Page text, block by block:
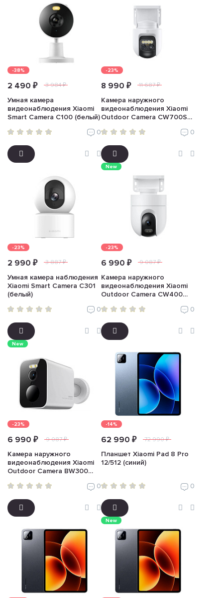
-38%
2 490 ₽ 3 984 ₽
Умная камера
видеонаблюдения Xiaomi
Smart Camera C100 (белый)
0
-23%
8 990 ₽ 11 687 ₽
Камера наружного
видеонаблюдения Xiaomi
Outdoor Camera CW700S
0
-23%
2 990 ₽ 3 887 ₽
Умная камера наблюдения
Xiaomi Smart Camera C301
(белый)
0
New
-23%
6 990 ₽ 9 087 ₽
Камера наружного
видеонаблюдения Xiaomi
Outdoor Camera CW400
0
New
-23%
6 990 ₽ 9 087 ₽
Камера наружного
видеонаблюдения Xiaomi
Outdoor Camera BW300
0
-14%
62 990 ₽ 72 990 ₽
Планшет Xiaomi Pad 8 Pro
12/512 (синий)
0
New